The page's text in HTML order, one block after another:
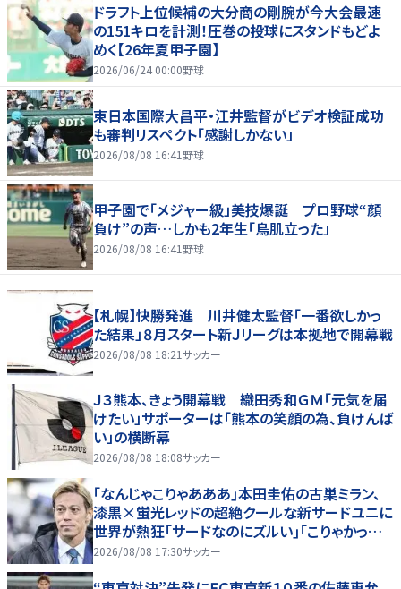
ドラフト上位候補の大分商の剛腕が今大会最速
の151キロを計測！圧巻の投球にスタンドもどよ
めく【26年夏甲子園】
2026/06/24 00:00野球
東日本国際大昌平・江井監督がビデオ検証成功
も審判リスペクト「感謝しかない」
2026/08/08 16:41 野球
甲子園で「メジャー級」美技爆誕 プロ野球“顔
負け”の声…しかも2年生「鳥肌立った」
2026/08/08 16:41 野球
【札幌】快勝発進 川井健太監督「一番欲しかっ
た結果」８月スタート新Ｊリーグは本拠地で開幕戦
2026/08/08 18:21サッカー
Ｊ３熊本、きょう開幕戦 織田秀和ＧＭ「元気を届
けたい」サポーターは「熊本の笑顔の為、負けんば
い」の横断幕
2026/08/08 18:08サッカー
｢なんじゃこりゃあああ｣本田圭佑の古巣ミラン、
漆黒×蛍光レッドの超絶クールな新サードユニに
世界が熱狂｢サードなのにズルい｣｢こりゃかっけ
えわ｣
2026/08/08 17:30サッカー